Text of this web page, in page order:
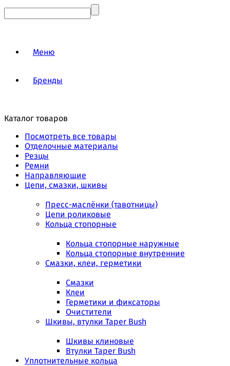
Меню
Бренды
Каталог товаров
Посмотреть все товары
Отделочные материалы
Резцы
Ремни
Направляющие
Цепи, смазки, шкивы
Пресс-маслёнки (тавотницы)
Цепи роликовые
Кольца стопорные
Кольца стопорные наружные
Кольца стопорные внутренние
Смазки, клеи, герметики
Смазки
Клеи
Герметики и фиксаторы
Очистители
Шкивы, втулки Taper Bush
Шкивы клиновые
Втулки Taper Bush
Уплотнительные кольца